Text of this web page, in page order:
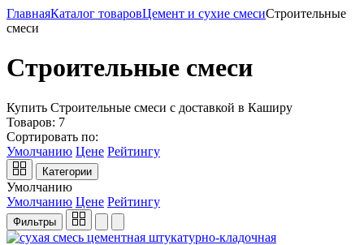
ГлавнаяКаталог товаровЦемент и сухие смесиСтроительные
смеси
Строительные смеси
Купить Строительные смеси с доставкой в Каширу
Товаров: 7
Сортировать по:
Умолчанию Цене Рейтингу
Категории
Умолчанию
Умолчанию Цене Рейтингу
Фильтры